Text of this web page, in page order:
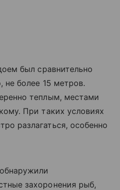
был сравнительно
не более 15 метров.
теплым, местами
При таких условиях
разлагаться, особенно
захоронения рыб,